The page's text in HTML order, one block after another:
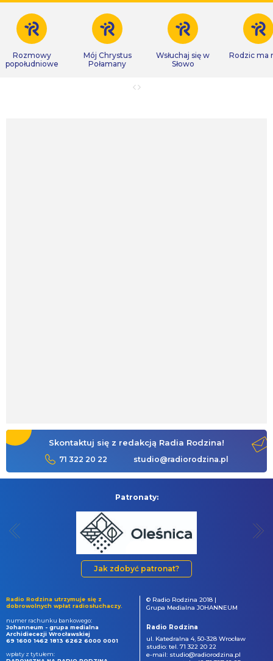
Rozmowy
popołudniowe
Mój Chrystus
Połamany
Wsłuchaj się w
Słowo
Rodzic ma
Skontaktuj się z redakcją Radia Rodzina!
71 322 20 22 studio@radiorodzina.pl
Patronaty:
Jak zdobyć patronat?
Radio Rodzina utrzymuje się z
dobrowolnych wpłat radiosłuchaczy.
numer rachunku bankowego:
Johanneum - grupa medialna
Archidiecezji Wrocławskiej
69 1600 1462 1813 6262 6000 0001
wpłaty z tytułem:
© Radio Rodzina 2018 |
Grupa Medialna JOHANNEUM
Radio Rodzina
ul. Katedralna 4, 50-328 Wrocław
studio: tel. 71 322 20 22
e-mail: studio@radiorodzina.pl